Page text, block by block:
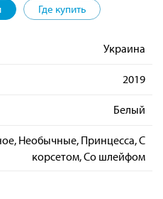
Где купить
Украина
2019
Белый
Необычные, Принцесса, С
корсетом, Со шлейфом